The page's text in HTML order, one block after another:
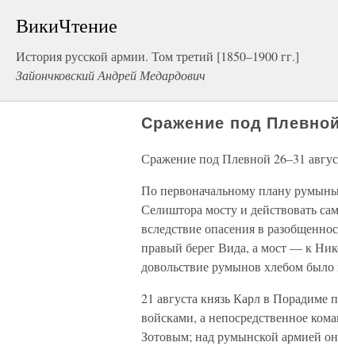
ВикиЧтение
История русской армии. Том третий [1850–1900 гг.]
Зайончковский Андрей Медардович
Сражение под
Сражение под Плевной 26–31
По первоначальному плану
Селиштора мосту и действовать
вследствие опасения в
правый берег Вида, а мост — к
довольствие румынов хлебом
21 августа князь Карл в
войсками, а непосредственное
Зотовым; над румынской армией